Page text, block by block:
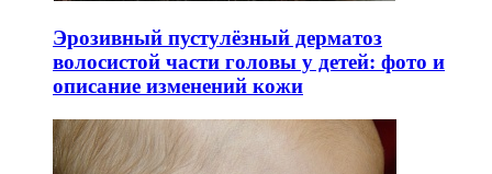
Эрозивный пустулёзный дерматоз
волосистой части головы у детей: фото и
описание изменений кожи